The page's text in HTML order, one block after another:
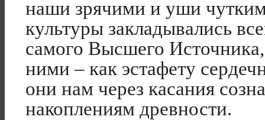
наши зрячими и уши
культуры закладывались
самого Высшего
ними – как эстафету
они нам через касания
накоплениям древности.